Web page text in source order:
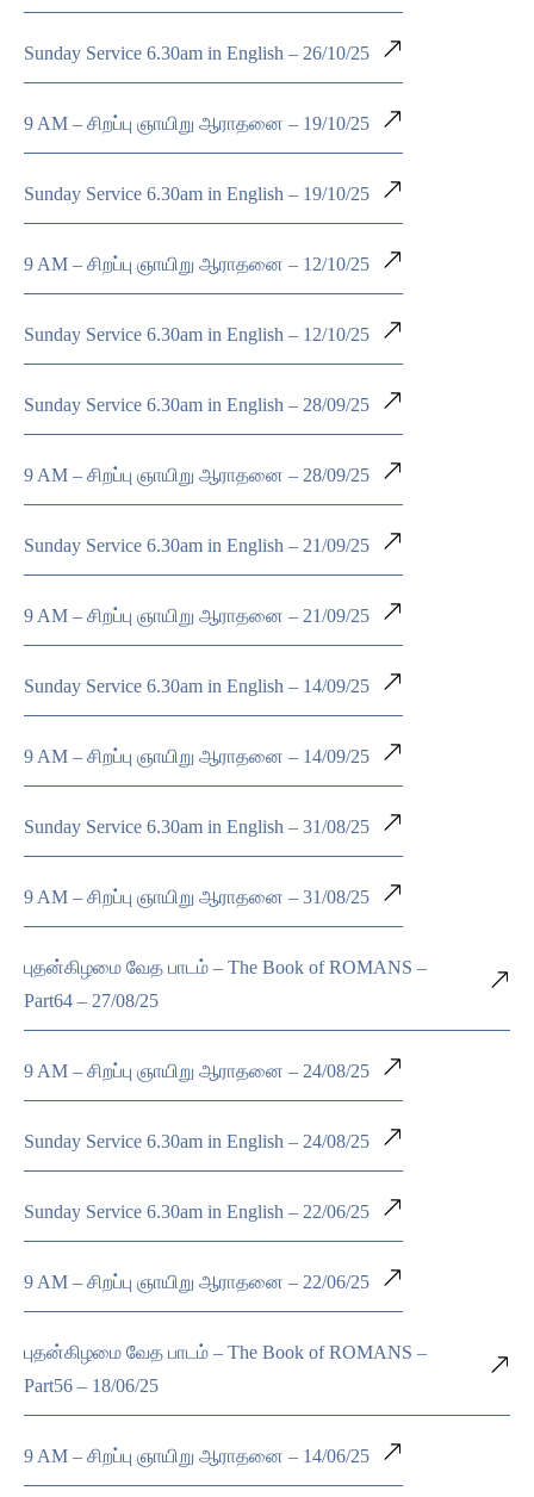
Sunday Service 6.30am in English – 26/10/25
9 AM – சிறப்பு ஞாயிறு ஆராதனை – 19/10/25
Sunday Service 6.30am in English – 19/10/25
9 AM – சிறப்பு ஞாயிறு ஆராதனை – 12/10/25
Sunday Service 6.30am in English – 12/10/25
Sunday Service 6.30am in English – 28/09/25
9 AM – சிறப்பு ஞாயிறு ஆராதனை – 28/09/25
Sunday Service 6.30am in English – 21/09/25
9 AM – சிறப்பு ஞாயிறு ஆராதனை – 21/09/25
Sunday Service 6.30am in English – 14/09/25
9 AM – சிறப்பு ஞாயிறு ஆராதனை – 14/09/25
Sunday Service 6.30am in English – 31/08/25
9 AM – சிறப்பு ஞாயிறு ஆராதனை – 31/08/25
புதன்கிழமை வேத பாடம் – The Book of ROMANS –
Part64 – 27/08/25
9 AM – சிறப்பு ஞாயிறு ஆராதனை – 24/08/25
Sunday Service 6.30am in English – 24/08/25
Sunday Service 6.30am in English – 22/06/25
9 AM – சிறப்பு ஞாயிறு ஆராதனை – 22/06/25
புதன்கிழமை வேத பாடம் – The Book of ROMANS –
Part56 – 18/06/25
9 AM – சிறப்பு ஞாயிறு ஆராதனை – 14/06/25